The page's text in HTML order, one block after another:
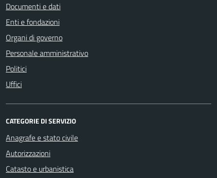
Documenti e dati
Enti e fondazioni
Organi di governo
Personale amministrativo
Politici
Uffici
CATEGORIE DI SERVIZIO
Anagrafe e stato civile
Autorizzazioni
Catasto e urbanistica